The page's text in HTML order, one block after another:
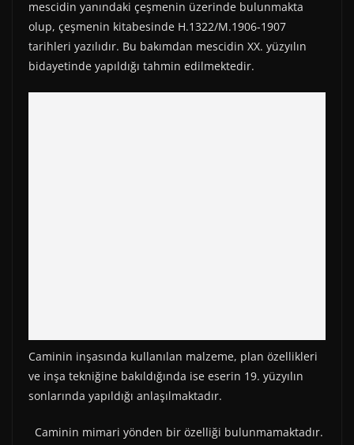
mescidin yanındaki çeşmenin üzerinde bulunmakta
olup, çeşmenin kitabesinde H.1322/M.1906-1907
tarihleri yazılıdır. Bu bakımdan mescidin XX. yüzyılın
bidayetinde yapıldığı tahmin edilmektedir.
Caminin inşasında kullanılan malzeme, plan özellikleri
ve inşa tekniğine bakıldığında ise eserin 19. yüzyılın
sonlarında yapıldığı anlaşılmaktadır.
Caminin mimari yönden bir özelliği bulunmamaktadır.